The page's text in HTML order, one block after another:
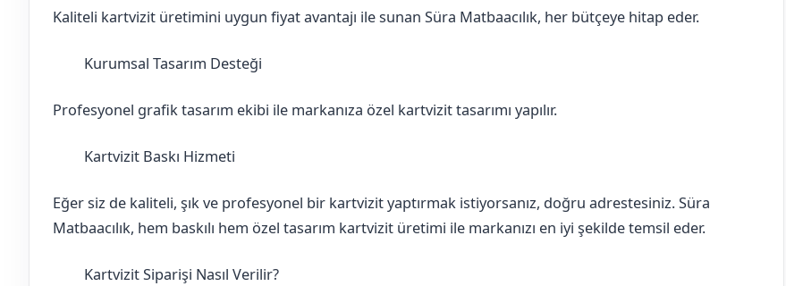
Kaliteli kartvizit üretimini uygun fiyat avantajı ile sunan Süra Matbaacılık, her bütçeye hitap eder.
Kurumsal Tasarım Desteği
Profesyonel grafik tasarım ekibi ile markanıza özel kartvizit tasarımı yapılır.
Kartvizit Baskı Hizmeti
Eğer siz de kaliteli, şık ve profesyonel bir kartvizit yaptırmak istiyorsanız, doğru adrestesiniz. Süra
Matbaacılık, hem baskılı hem özel tasarım kartvizit üretimi ile markanızı en iyi şekilde temsil eder.
Kartvizit Siparişi Nasıl Verilir?